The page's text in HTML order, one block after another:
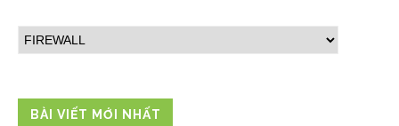
BÀI VIẾT MỚI NHẤT